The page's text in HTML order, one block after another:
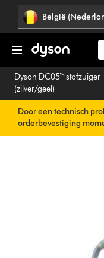
Navigatie
overslaan
België
Dyson DC05™ stofzuiger
(zilver/geel)
Door een technisch
orderbevestiging
aan een snelle